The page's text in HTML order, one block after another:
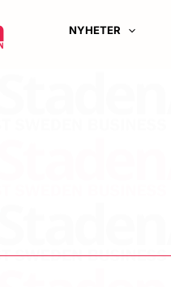
NYHETER